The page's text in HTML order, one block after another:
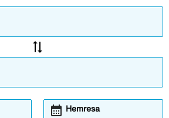
sync_alt
Hemresa
calendar_month